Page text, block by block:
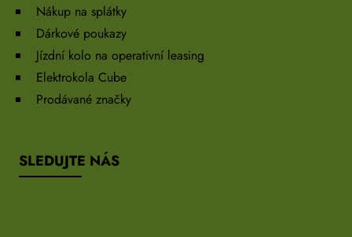
Nákup na splátky
Dárkové poukazy
Jízdní kolo na operativní leasing
Elektrokola Cube
Prodávané značky
SLEDUJTE NÁS